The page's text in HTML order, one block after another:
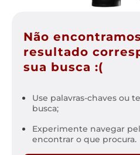
Não
resultado
sua busca :(
Use palavras-chaves ou
busca;
Experimente navegar
encontrar o que procura.